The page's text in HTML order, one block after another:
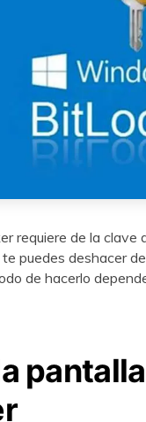
requiere de la clave
puedes deshacer
de hacerlo